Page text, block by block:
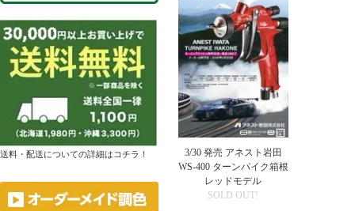
送料・配送についての詳細はコチラ！
3/30 発売 アネスト岩田
WS-400 ターンパイク箱根
レッドモデル
SOLD OUT!